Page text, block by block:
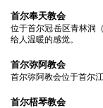
首尔奉天教会
位于首尔冠岳区青林洞
给人温暖的感觉。
首尔弥阿教会
首尔弥阿教会位于首尔
首尔梧琴教会